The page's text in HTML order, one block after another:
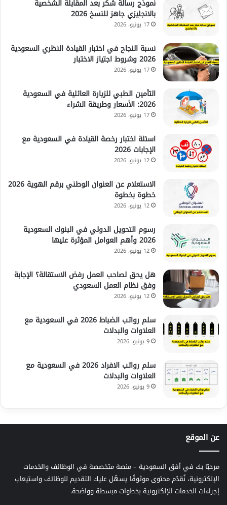
نموذج رسالة شكر بعد المقابلة الشخصية
بالانجليزي جاهز للنسخ 2026
17 يونيو، 2026
نسبة النجاح في اختبار القيادة النظري السعودية
2026 وشروط اجتياز الاختبار
17 يونيو، 2026
التأمين الطبي للزيارة العائلية في السعودية
2026: الأسعار وطريقة الشراء
17 يونيو، 2026
اسئلة اختبار رخصة القيادة في السعودية مع
الإجابات 2026
12 يونيو، 2026
الاستعلام عن العنوان الوطني برقم الهوية 2026
خطوة بخطوة
12 يونيو، 2026
رسوم التحويل الدولي في البنوك السعودية
2026 وأهم العوامل المؤثرة عليها
12 يونيو، 2026
هل يحق لصاحب العمل رفض الاستقالة؟ الإجابة
وفق نظام العمل السعودي
12 يونيو، 2026
سلم رواتب الضباط 2026 في السعودية مع
العلاوات والبدلات
9 يونيو، 2026
سلم رواتب الافراد 2026 في السعودية مع
العلاوات والبدلات
9 يونيو، 2026
عن الموقع
مرحبًا بك في أفق السعودية – منصة متخصصة في الوظائف والخدمات
الإلكترونية، نُقدّم محتوى موثوقًا يسهّل عليك التقديم للوظائف واستيعاب
إجراءات الخدمات الإلكترونية بخطوات مبسطة وواضحة.